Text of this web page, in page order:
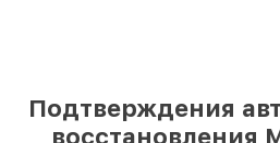
Подтверждения
восстановления